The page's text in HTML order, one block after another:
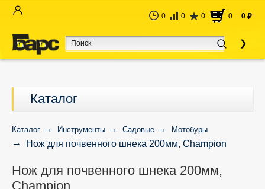
0 0 0 0 0 руб
Каталог
Каталог Инструменты Садовые Мотобуры
Нож для почвенного шнека 200мм, Champion
Нож для почвенного шнека 200мм,
Champion